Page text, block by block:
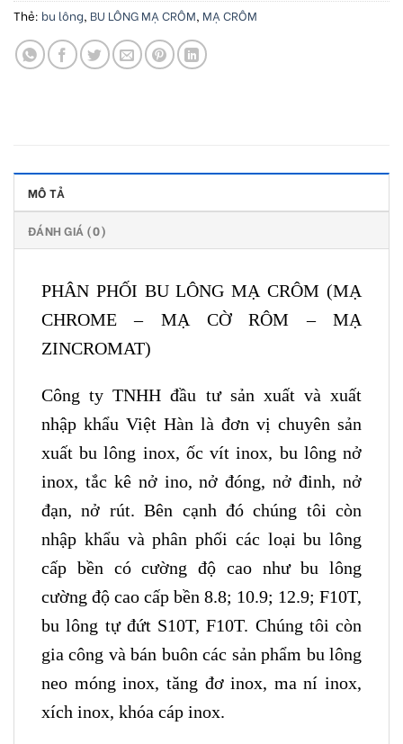
Thẻ: bu lông BU LÔNG MẠ CRÔM MẠ CRÔM
MÔ TẢ
ĐÁNH GIÁ (0)
PHÂN PHỐI BU LÔNG MẠ CRÔM (MẠ
CHROME – MẠ CỜ RÔM – MẠ
ZINCROMAT)
Công ty TNHH đầu tư sản xuất và xuất
nhập khẩu Việt Hàn là đơn vị chuyên sản
xuất bu lông inox, ốc vít inox, bu lông nở
inox, tắc kê nở ino, nở đóng, nở đinh, nở
đạn, nở rút. Bên cạnh đó chúng tôi còn
nhập khẩu và phân phối các loại bu lông
cấp bền có cường độ cao như bu lông
cường độ cao cấp bền 8.8; 10.9; 12.9; F10T,
bu lông tự đứt S10T, F10T. Chúng tôi còn
gia công và bán buôn các sản phẩm bu lông
neo móng inox, tăng đơ inox, ma ní inox,
xích inox, khóa cáp inox.